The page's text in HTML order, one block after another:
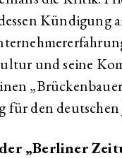
Kündigung
und seine
für den
„Berliner